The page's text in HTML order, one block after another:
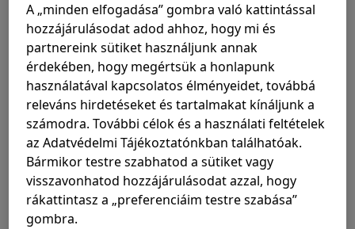
A Opellanál fontosnak tartjuk az átláthatóságot, ezért
minden egyes terméknél pontosan feltűntetjük az
összetevőket, hogy rendelkezz a megfelelő termék
kiválasztásához szükséges információkkal.
A „minden elfogadása” gombra való kattintással
hozzájárulásodat adod ahhoz, hogy mi és
partnereink sütiket használjunk annak
érdekében, hogy megértsük a honlapunk
használatával kapcsolatos élményeidet, továbbá
releváns hirdetéseket és tartalmakat kínáljunk a
számodra. További célok és a használati feltételek
az Adatvédelmi Tájékoztatónkban találhatóak.
Bármikor testre szabhatod a sütiket vagy
visszavonhatod hozzájárulásodat azzal, hogy
rákattintasz a „preferenciáim testre szabása”
gombra.